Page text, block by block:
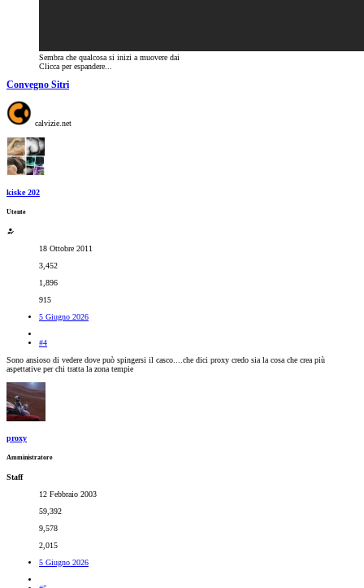
Sembra che qualcosa si inizi a muovere dai
Clicca per espandere...
Convegno Sitri
calvizie.net
kiske 202
Utente
18 Ottobre 2011
3,452
1,896
915
5 Giugno 2026
#4
Sono ansioso di vedere dove può spingersi il casco....che dici proxy credo sia la cosa che crea più
aspettative per chi tratta la zona tempie
proxy
Amministratore
Staff
12 Febbraio 2003
59,392
9,578
2,015
5 Giugno 2026